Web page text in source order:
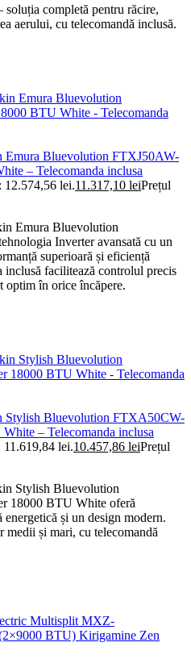
completă pentru răcire,
aerului, cu telecomandă inclusă.
Emura Bluevolution FTXJ50AW-
– Telecomanda inclusa
12.574,56 lei.11.317,10 leiPrețul
Emura Bluevolution
Inverter avansată cu un
superioară și eficiență
inclusă facilitează controlul precis
optim în orice încăpere.
Stylish Bluevolution FTXA50CW-
– Telecomanda inclusa
lei.10.457,86 leiPrețul
Stylish Bluevolution
18000 BTU White oferă
și un design modern.
medii și mari, cu telecomandă